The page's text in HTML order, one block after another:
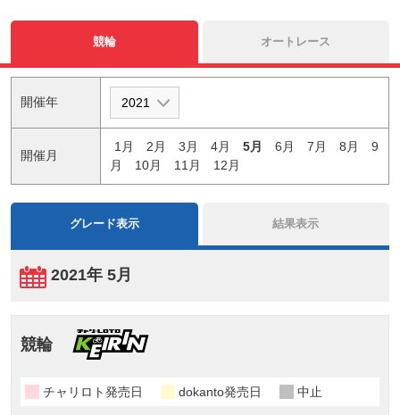
競輪 オートレース
開催年
開催月
1月 2月 3月 4月 5月 6月 7月 8月
9
月
10月 11月 12月
グレード表示 結果表示
2021年 5月
競輪
チャリロト発売日 dokanto発売日 中止